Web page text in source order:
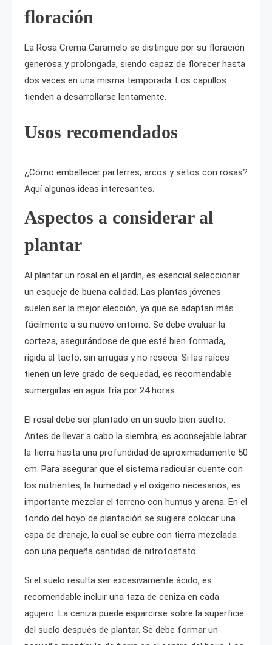
floración
La Rosa Crema Caramelo se distingue por su floración
generosa y prolongada, siendo capaz de florecer hasta
dos veces en una misma temporada. Los capullos
tienden a desarrollarse lentamente.
Usos recomendados
¿Cómo embellecer parterres, arcos y setos con rosas?
Aquí algunas ideas interesantes.
Aspectos a considerar al
plantar
Al plantar un rosal en el jardín, es esencial seleccionar
un esqueje de buena calidad. Las plantas jóvenes
suelen ser la mejor elección, ya que se adaptan más
fácilmente a su nuevo entorno. Se debe evaluar la
corteza, asegurándose de que esté bien formada,
rígida al tacto, sin arrugas y no reseca. Si las raíces
tienen un leve grado de sequedad, es recomendable
sumergirlas en agua fría por 24 horas.
El rosal debe ser plantado en un suelo bien suelto.
Antes de llevar a cabo la siembra, es aconsejable labrar
la tierra hasta una profundidad de aproximadamente 50
cm. Para asegurar que el sistema radicular cuente con
los nutrientes, la humedad y el oxígeno necesarios, es
importante mezclar el terreno con humus y arena. En el
fondo del hoyo de plantación se sugiere colocar una
capa de drenaje, la cual se cubre con tierra mezclada
con una pequeña cantidad de nitrofosfato.
Si el suelo resulta ser excesivamente ácido, es
recomendable incluir una taza de ceniza en cada
agujero. La ceniza puede esparcirse sobre la superficie
del suelo después de plantar. Se debe formar un